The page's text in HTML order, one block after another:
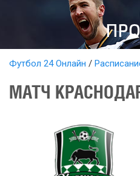
Футбол 24 Онлайн
МАТЧ